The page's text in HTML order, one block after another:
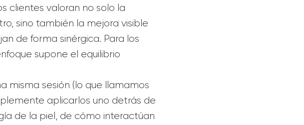
clientes valoran no solo la
sino también la mejora visible
de forma sinérgica. Para los
supone el equilibrio
misma sesión (lo que llamamos
aplicarlos uno detrás de
de la piel, de cómo interactúan